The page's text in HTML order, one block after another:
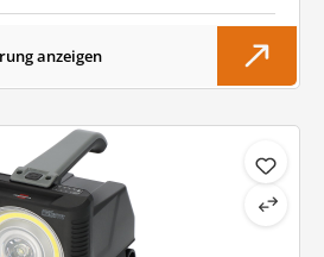
anzeigen